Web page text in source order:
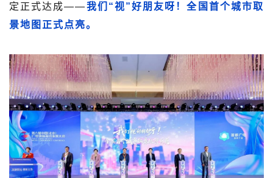
定正式达成——我们“视”好朋友呀！全国首个城市取
景地图正式点亮。